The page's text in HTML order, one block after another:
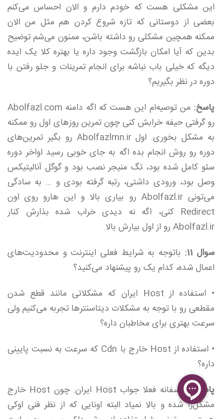
این مشکلی هست که خودم دارم و الان احساس می‌کنم
بعضی از دوستانی که تازه شروع کردن هم مثل من الان
ممکنه همچین مشکلی رو داشته باشن، ممنون می‌شم توضیح
بدین که آیا امکان بازگشت وجود داره یا بهتره کلا یک ایده
دیگه که خیلی باب نباشه برای انجام تمرینات و جلو رفتن با
دوره در نظر بگیریم؟
پاسخ:
من توصیه‌ام این هست که اگه دامنه Abolfazl.com
رو گرفتی حیفه خرابش کنی چون تمرین روز‌های اول رو ممکنه
به مشکل بخوری. اول Abolfazlmn.ir رو بگیر تمرین‌های
دوره رو روش انجام بده اگه به جای خوبی رسید اواخر دوره
سئو کامل شده بود، تگ منیجر نصب بود و گوگل آنالیتیکس
وصل بود، ورودی داشتی، رتبه گرفته بودی و ... به سادگی
می‌تونی Abolfazl.ir رو بیاری بالا و این هارو روی اون
Redirect کنی، اگه نه دیدی خراب شده بذارش کنار
Abolfazl.ir رو از اول بیارش بالا.
سوال 11:
باتوجه به شرایط فعلی اینترنت و محدودیت‌های
اعمال شده، کدام یک رو پیشنهاد می‌کنید؟
• استفاده از Host ایران که مشکلاتی مانند قطع شدن
مقطعی رو با توجه به مشکلات دیتاسنترها تجربه می‌کنیم ولی
سرعت بهتری برای مخاطبان داره؟
• استفاده از Host خارج با Cdn که سرعت به نسبت پایینی
داره؟
پاسخ:
متاسفانه فعلا جواب Host ایران. چون Host خارج
مشکل‌زا شده و بالا نمیاد البته اونایی که از نظر فنی اوکی